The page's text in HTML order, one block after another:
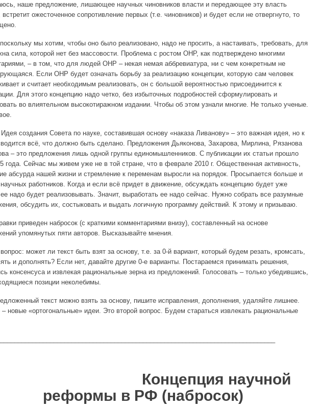
наше предложение, лишающее научных чиновников власти и передающее эту власть
ожесточенное сопротивление первых (т.е. чиновников) и будет если не отвергнуто, то
мы хотим, чтобы оно было реализовано, надо не просить, а настаивать, требовать, для
сила, которой нет без массовости. Проблема с ростом ОНР, как подтверждено многими
– в том, что для людей ОНР – некая немая аббревиатура, ни с чем конкретным не
Если ОНР будет означать борьбу за реализацию концепции, которую сам человек
и считает необходимым реализовать, он с большой вероятностью присоединится к
Для этого концепцию надо четко, без избыточных подробностей сформулировать и
во влиятельном высокотиражном издании. Чтобы об этом узнали многие. Не только ученые.
создания Совета по науке, составившая основу «наказа Ливанову» – это важная идея, но к
всё, что должно быть сделано. Предложения Дьяконова, Захарова, Мирлина, Рязанова
– это предложения лишь одной группы единомышленников. С публикации их статьи прошло
года. Сейчас мы живем уже не в той стране, что в феврале 2010 г. Общественная активность,
абсурда нашей жизни и стремление к переменам выросли на порядок. Просыпается больше и
работников. Когда и если всё придет в движение, обсуждать концепцию будет уже
надо будет реализовывать. Значит, выработать ее надо сейчас. Нужно собрать все разумные
обсудить их, состыковать и выдать логичную программу действий. К этому и призываю.
приведен набросок (с краткими комментариями внизу), составленный на основе
упомянутых пяти авторов. Высказывайте мнения.
может ли текст быть взят за основу, т.е. за 0-й вариант, который будем резать, кромсать,
и дополнять? Если нет, давайте другие 0-е варианты. Постараемся принимать решения,
консенсуса и извлекая рациональные зерна из предложений. Голосовать – только убедившись,
позиции неколебимы.
текст можно взять за основу, пишите исправления, дополнения, удаляйте лишнее.
– новые «ортогональные» идеи. Это второй вопрос. Будем стараться извлекать рациональные
Концепция научной
реформы в РФ (набросок)